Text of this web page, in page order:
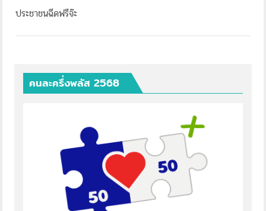
ประชาชนฉีดฟรีจ๊ะ
คนละครึ่งพลัส 2568